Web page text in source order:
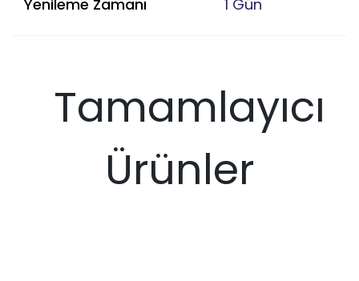
Yenileme Zamanı 1 Gün
Tamamlayıcı
Ürünler